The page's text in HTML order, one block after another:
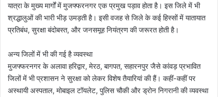
यात्रा के मुख्य मार्गों में मुजफ्फरनगर एक प्रमुख पड़ाव होता है। इस जिले में भी
श्रद्धालुओं की भारी भीड़ उमड़ती है। इसी वजह से जिले के कई हिस्सों में यातायात
प्रतिबंध, सुरक्षा बंदोबस्त, और जनसमूह नियंत्रण की जरूरत होती है।
अन्य जिलों में भी की गई है व्यवस्था
मुजफ्फरनगर के अलावा हरिद्वार, मेरठ, बागपत, सहारनपुर जैसे कांवड़ प्रभावित
जिलों में भी प्रशासन ने सुरक्षा को लेकर विशेष तैयारियां की हैं। कहीं-कहीं पर
अस्थायी अस्पताल, मोबाइल टॉयलेट, पुलिस चौकी और ड्रोन निगरानी की व्यवस्था